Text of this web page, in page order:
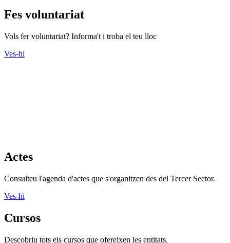
Fes voluntariat
Vols fer voluntariat? Informa't i troba el teu lloc
Ves-hi
Actes
Consulteu l'agenda d'actes que s'organitzen des del Tercer Sector.
Ves-hi
Cursos
Descobriu tots els cursos que ofereixen les entitats.